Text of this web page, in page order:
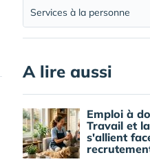
Services à la personne
A lire aussi
Emploi à
Travail et
s'allient